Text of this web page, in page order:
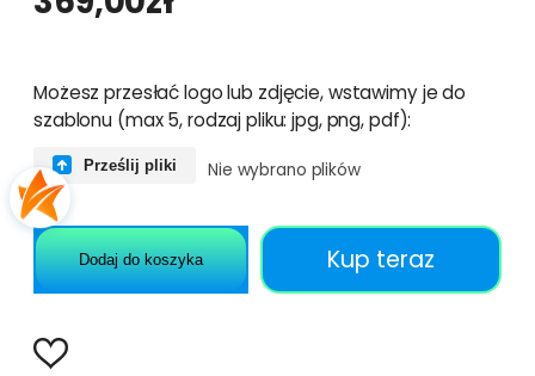
Możesz przesłać logo lub zdjęcie, wstawimy je do
szablonu (max 5, rodzaj pliku: jpg, png, pdf):
Prześlij pliki Nie wybrano plików
Dodaj do koszyka Kup teraz